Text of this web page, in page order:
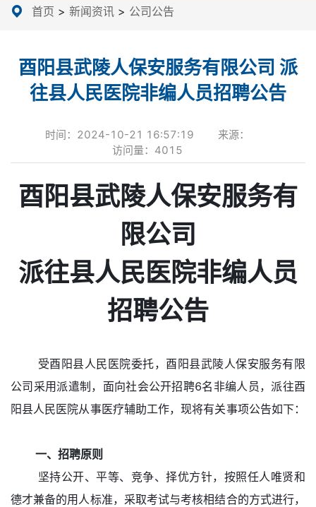
首页 > 新闻资讯 > 公司公告
酉阳县武陵人保安服务有限公司 派
往县人民医院非编人员招聘公告
时间： 2024-10-21 16:57:19
来源：
访问量： 4015
酉阳县武陵人保安服务有
限公司
派往县人民医院非编人员
招聘公告
受酉阳县人民医院委托，酉阳县武陵人保安服务有限
公司采用派遣制，面向社会公开招聘6名非编人员，派往酉
阳县人民医院从事医疗辅助工作，现将有关事项公告如下：
一、招聘原则
坚持公开、平等、竞争、择优方针，按照任人唯贤和
德才兼备的用人标准，采取考试与考核相结合的方式进行，